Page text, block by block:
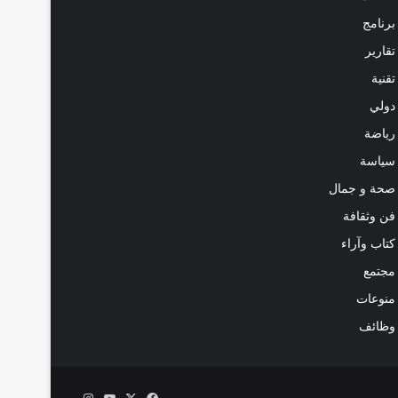
برنامج
تقارير
تقنية
دولي
رياضة
سياسة
صحة و جمال
فن وثقافة
كتاب وآراء
مجتمع
منوعات
وظائف